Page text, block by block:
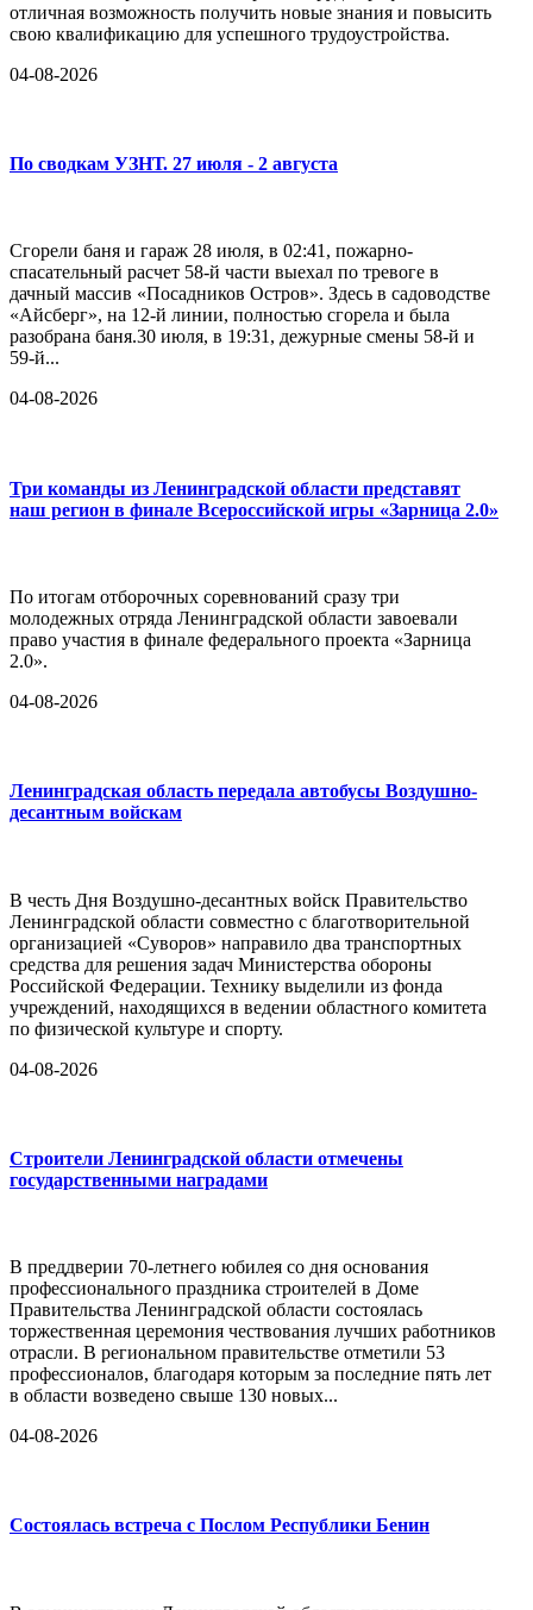
отличная возможность получить новые знания и повысить
свою квалификацию для успешного трудоустройства.
04-08-2026
По сводкам УЗНТ. 27 июля - 2 августа
Сгорели баня и гараж 28 июля, в 02:41, пожарно-
спасательный расчет 58-й части выехал по тревоге в
дачный массив «Посадников Остров». Здесь в садоводстве
«Айсберг», на 12-й линии, полностью сгорела и была
разобрана баня.30 июля, в 19:31, дежурные смены 58-й и
59-й...
04-08-2026
Три команды из Ленинградской области представят
наш регион в финале Всероссийской игры «Зарница 2.0»
По итогам отборочных соревнований сразу три
молодежных отряда Ленинградской области завоевали
право участия в финале федерального проекта «Зарница
2.0».
04-08-2026
Ленинградская область передала автобусы Воздушно-
десантным войскам
В честь Дня Воздушно-десантных войск Правительство
Ленинградской области совместно с благотворительной
организацией «Суворов» направило два транспортных
средства для решения задач Министерства обороны
Российской Федерации. Технику выделили из фонда
учреждений, находящихся в ведении областного комитета
по физической культуре и спорту.
04-08-2026
Строители Ленинградской области отмечены
государственными наградами
В преддверии 70-летнего юбилея со дня основания
профессионального праздника строителей в Доме
Правительства Ленинградской области состоялась
торжественная церемония чествования лучших работников
отрасли. В региональном правительстве отметили 53
профессионалов, благодаря которым за последние пять лет
в области возведено свыше 130 новых...
04-08-2026
Состоялась встреча с Послом Республики Бенин